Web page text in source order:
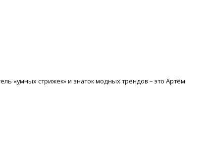
«умных стрижек» и знаток модных трендов – это Артём